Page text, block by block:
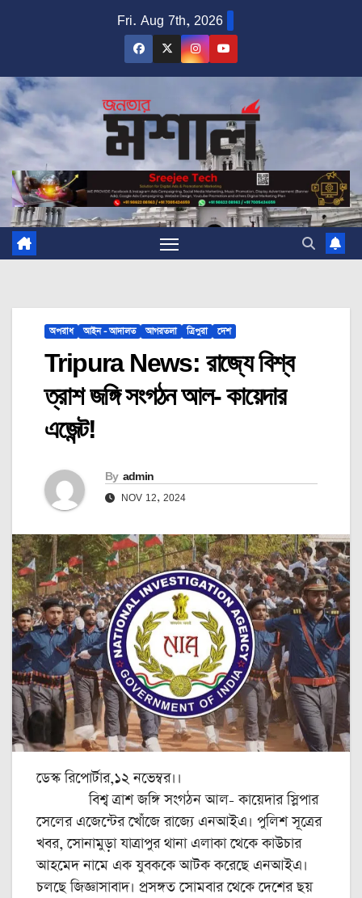
Fri. Aug 7th, 2026
অপরাধ আইন - আদালত আগরতলা ত্রিপুরা দেশ
Tripura News: রাজ্যে বিশ্ব
ত্রাশ জঙ্গি সংগঠন আল- কায়েদার
এজেন্ট!
By admin
NOV 12, 2024
ডেস্ক রিপোর্টার,১২ নভেম্বর।।
বিশ্ব ত্রাশ জঙ্গি সংগঠন আল- কায়েদার স্লিপার
সেলের এজেন্টের খোঁজে রাজ্যে এনআইএ। পুলিশ সূত্রের
খবর, সোনামুড়া যাত্রাপুর থানা এলাকা থেকে কাউচার
আহমেদ নামে এক যুবককে আটক করেছে এনআইএ।
চলছে জিজ্ঞাসাবাদ। প্রসঙ্গত সোমবার থেকে দেশের ছয়